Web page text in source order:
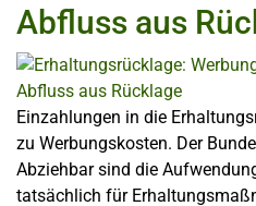
Abfluss aus
Einzahlungen in die
zu Werbungskosten. Der
Abziehbar sind die
tatsächlich für